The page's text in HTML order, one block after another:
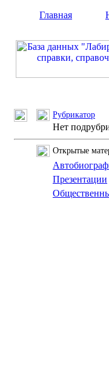
Главная
Рубрикатор
Нет
Открытые
Презентации